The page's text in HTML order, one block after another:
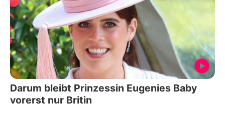
Darum bleibt Prinzessin Eugenies Baby
vorerst nur Britin